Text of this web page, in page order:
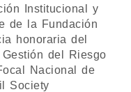
Institucional y
de la Fundación
honoraria del
del Riesgo
Nacional de
Society